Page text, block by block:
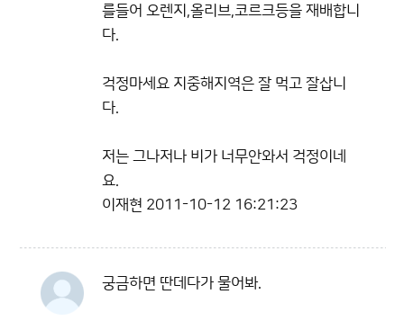
를들어 오렌지,올리브,코르크등을 재배합니
다.
걱정마세요 지중해지역은 잘 먹고 잘삽니
다.
저는 그나저나 비가 너무안와서 걱정이네
요.
이재현 2011-10-12 16:21:23
궁금하면 딴데다가 물어봐.